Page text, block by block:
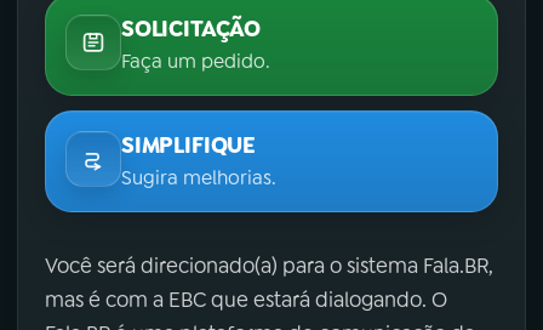
SOLICITAÇÃO
Faça um pedido.
SIMPLIFIQUE
Sugira melhorias.
Você será direcionado(a) para o sistema Fala.BR,
mas é com a EBC que estará dialogando. O